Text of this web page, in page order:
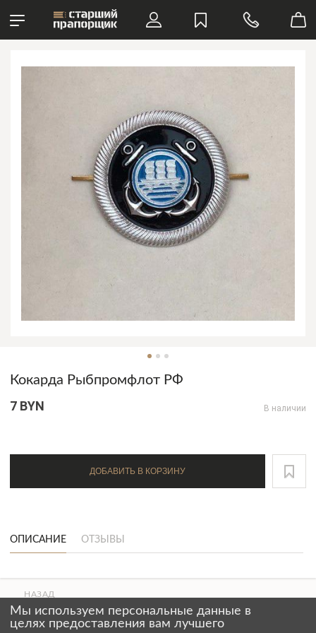
Кокарда Рыбпромфлот РФ
7 BYN В наличии
ДОБАВИТЬ В КОРЗИНУ
ОПИСАНИЕ ОТЗЫВЫ
НАЗАД
СТРАНИЦЫ
Мы используем персональные данные в
целях предоставления вам лучшего